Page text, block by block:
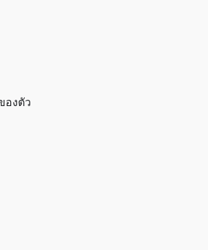
องตัว